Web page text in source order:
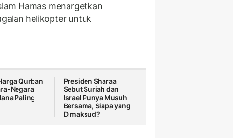
Hamas menargetkan
helikopter untuk
Qurban
Negara
Paling
Presiden Sharaa
Sebut Suriah dan
Israel Punya Musuh
Bersama, Siapa yang
Dimaksud?